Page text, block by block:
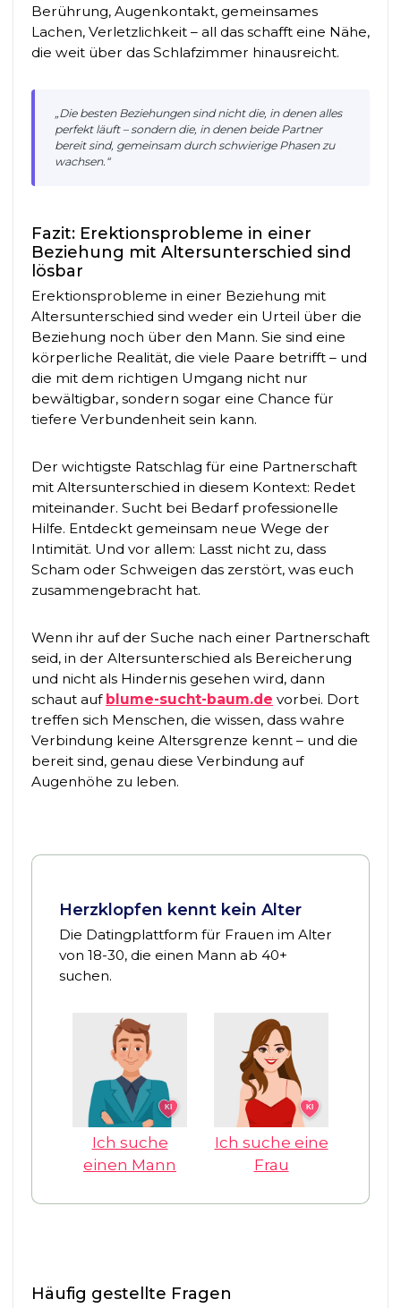
Berührung, Augenkontakt, gemeinsames
Lachen, Verletzlichkeit – all das schafft eine Nähe,
die weit über das Schlafzimmer hinausreicht.
„Die besten Beziehungen sind nicht die, in denen alles
perfekt läuft – sondern die, in denen beide Partner
bereit sind, gemeinsam durch schwierige Phasen zu
wachsen.“
Fazit: Erektionsprobleme in einer
Beziehung mit Altersunterschied sind
lösbar
Erektionsprobleme in einer Beziehung mit
Altersunterschied sind weder ein Urteil über die
Beziehung noch über den Mann. Sie sind eine
körperliche Realität, die viele Paare betrifft – und
die mit dem richtigen Umgang nicht nur
bewältigbar, sondern sogar eine Chance für
tiefere Verbundenheit sein kann.
Der wichtigste Ratschlag für eine Partnerschaft
mit Altersunterschied in diesem Kontext: Redet
miteinander. Sucht bei Bedarf professionelle
Hilfe. Entdeckt gemeinsam neue Wege der
Intimität. Und vor allem: Lasst nicht zu, dass
Scham oder Schweigen das zerstört, was euch
zusammengebracht hat.
Wenn ihr auf der Suche nach einer Partnerschaft
seid, in der Altersunterschied als Bereicherung
und nicht als Hindernis gesehen wird, dann
schaut auf blume-sucht-baum.de vorbei. Dort
treffen sich Menschen, die wissen, dass wahre
Verbindung keine Altersgrenze kennt – und die
bereit sind, genau diese Verbindung auf
Augenhöhe zu leben.
Herzklopfen kennt kein Alter
Die Datingplattform für Frauen im Alter
von 18-30, die einen Mann ab 40+
suchen.
Ich suche
einen Mann
KI
Ich suche eine
Frau
KI
Häufig gestellte Fragen